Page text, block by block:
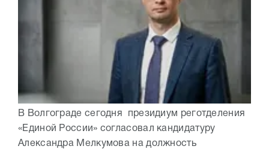
В Волгограде сегодня президиум реготделения
«Единой России» согласовал кандидатуру
Александра Мелкумова на должность